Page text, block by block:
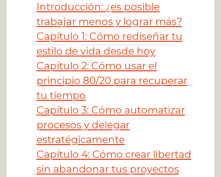
Introducción: ¿es posible
trabajar menos y lograr más?
Capítulo 1: Cómo rediseñar tu
estilo de vida desde hoy
Capítulo 2: Cómo usar el
principio 80/20 para recuperar
tu tiempo
Capítulo 3: Cómo automatizar
procesos y delegar
estratégicamente
Capítulo 4: Cómo crear libertad
sin abandonar tus proyectos